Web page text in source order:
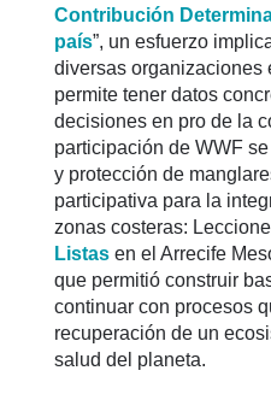
Contribución
país”, un esfuerzo
diversas organizaciones
permite tener datos
decisiones en pro de la
participación de WWF
y protección de
participativa para la
zonas costeras:
Listas en el Arrecife
que permitió construir
continuar con procesos
recuperación de un
salud del planeta.